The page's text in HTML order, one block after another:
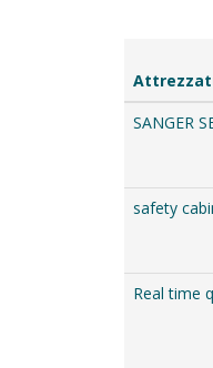
SANGER
safety
Real time